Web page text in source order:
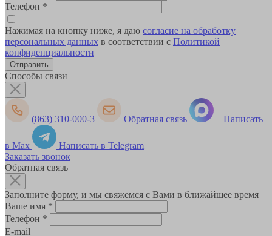
Телефон *
Нажимая на кнопку ниже, я даю согласие на обработку
персональных данных в соответствии с Политикой
конфиденциальности
Способы связи
(863) 310-000-3 Обратная связь Написать
в Max
Написать в Telegram
Заказать звонок
Обратная связь
Заполните форму, и мы свяжемся с Вами в ближайшее время
Ваше имя *
Телефон *
E-mail